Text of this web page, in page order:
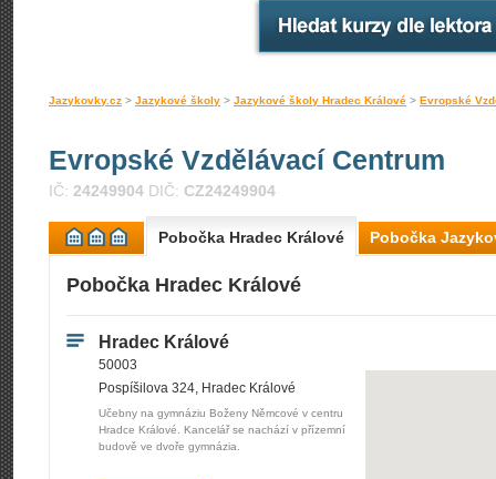
Jazykovky.cz > Jazykové školy > Jazykové školy Hradec Králové > Evropské
Evropské Vzdělávací Centrum
IČ: 24249904 DIČ: CZ24249904
Pobočka Hradec Králové Pobočka
Pobočka Hradec Králové
Hradec Králové
50003
Pospíšilova 324, Hradec Králové
Učebny na gymnáziu Boženy Němcové v centru
Hradce Králové. Kancelář se nachází v přízemní
budově ve dvoře gymnázia.